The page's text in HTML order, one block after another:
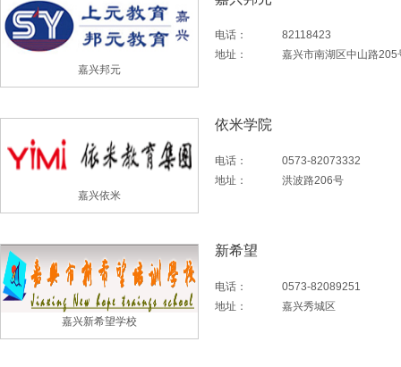
嘉兴邦元
电话：
82118423
地址：
嘉兴市南湖区中山路
嘉兴依米
依米学院
电话：
0573-82073332
地址：
洪波路206号
嘉兴新希望学校
新希望
电话：
0573-82089251
地址：
嘉兴秀城区